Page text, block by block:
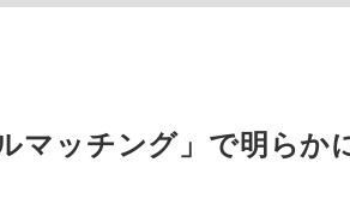
マッチング」で明らか